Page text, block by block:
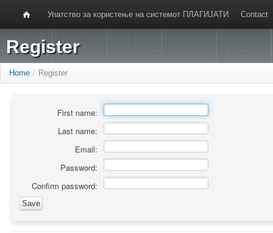
Упатство за користење на системот ПЛАГИЈАТИ Contact
Register
Home / Register
First name:
Last name:
Email:
Password:
Confirm password: